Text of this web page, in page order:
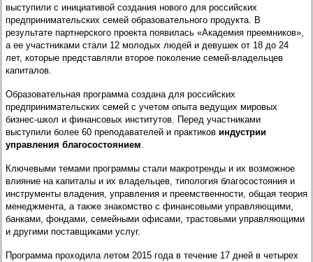
выступили с инициативой создания нового для российских
предпринимательских семей образовательного продукта. В
результате партнерского проекта появилась «Академия преемников»,
а ее участниками стали 12 молодых людей и девушек от 18 до 24
лет, которые представляли второе поколение семей-владельцев
капиталов.
Образовательная программа создана для российских
предпринимательских семей с учетом опыта ведущих мировых
бизнес-школ и финансовых институтов. Перед участниками
выступили более 60 преподавателей и практиков индустрии
управления благосостоянием.
Ключевыми темами программы стали макротренды и их возможное
влияние на капиталы и их владельцев, типология благосостояния и
инструменты владения, управления и преемственности, общая теория
менеджмента, а также знакомство с финансовыми управляющими,
банками, фондами, семейными офисами, трастовыми управляющими
и другими поставщиками услуг.
Программа проходила летом 2015 года в течение 17 дней в четырех